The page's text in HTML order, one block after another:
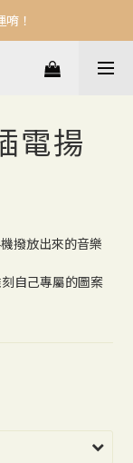
！
電揚
撥放出來的音樂
自己專屬的圖案